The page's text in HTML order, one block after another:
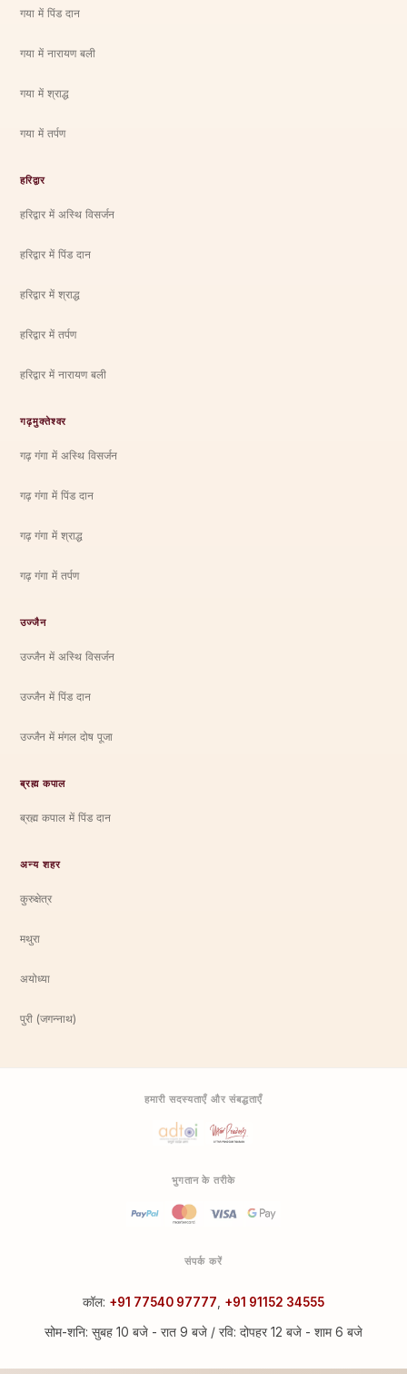
गया में पिंड दान
गया में नारायण बली
गया में श्राद्ध
गया में तर्पण
हरिद्वार
हरिद्वार में अस्थि विसर्जन
हरिद्वार में पिंड दान
हरिद्वार में श्राद्ध
हरिद्वार में तर्पण
हरिद्वार में नारायण बली
गढ़मुक्तेश्वर
गढ़ गंगा में अस्थि विसर्जन
गढ़ गंगा में पिंड दान
गढ़ गंगा में श्राद्ध
गढ़ गंगा में तर्पण
उज्जैन
उज्जैन में अस्थि विसर्जन
उज्जैन में पिंड दान
उज्जैन में मंगल दोष पूजा
ब्रह्म कपाल
ब्रह्म कपाल में पिंड दान
अन्य शहर
कुरुक्षेत्र
मथुरा
अयोध्या
पुरी (जगन्नाथ)
हमारी सदस्यताएँ और संबद्धताएँ
भुगतान के तरीके
संपर्क करें
कॉल: +91 77540 97777 +91 91152 34555
सोम-शनि: सुबह 10 बजे - रात 9 बजे / रवि: दोपहर 12 बजे - शाम 6 बजे